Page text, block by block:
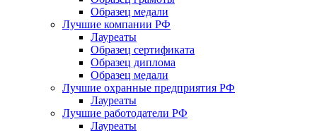
Образец медали
Лучшие компании РФ
Лауреаты
Образец сертификата
Образец диплома
Образец медали
Лучшие охранные предприятия РФ
Лауреаты
Лучшие работодатели РФ
Лауреаты